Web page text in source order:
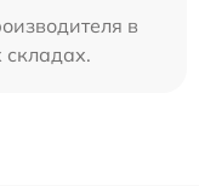
в
складах.